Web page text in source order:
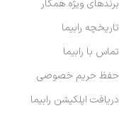
برندهای ویژه همکار
تاریخچه رابیما
تماس با رابیما
حفظ حریم خصوصی
دریافت اپلکیشن رابیما